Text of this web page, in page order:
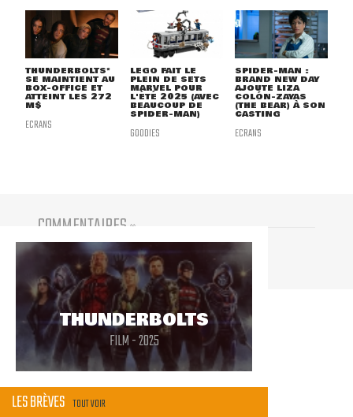
THUNDERBOLTS*
SE MAINTIENT AU
BOX-OFFICE ET
ATTEINT LES 272
M$
ECRANS
LEGO FAIT LE
PLEIN DE SETS
MARVEL POUR
L'ÉTÉ 2025 (AVEC
BEAUCOUP DE
SPIDER-MAN)
GOODIES
SPIDER-MAN :
BRAND NEW DAY
AJOUTE LIZA
COLÓN-ZAYAS
(THE BEAR) À SON
CASTING
ECRANS
COMMENTAIRES (0)
Vous devez être connecté pour participer
THUNDERBOLTS
FILM - 2025
LES BRÈVES TOUT VOIR